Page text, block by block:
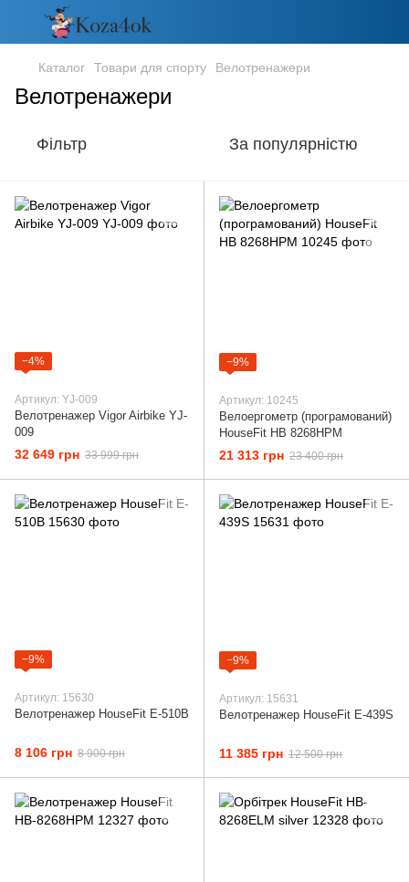
Каталог Товари для спорту Велотренажери
Велотренажери
Фільтр За популярністю
−4%
Артикул: YJ-009
Велотренажер Vigor Airbike YJ-
009
32 649 грн 33 999 грн
−9%
Артикул: 10245
Велоергометр (програмований)
HouseFit HB 8268HPM
21 313 грн 23 400 грн
−9%
Артикул: 15630
Велотренажер HouseFit E-510B
8 106 грн 8 900 грн
−9%
Артикул: 15631
Велотренажер HouseFit E-439S
11 385 грн 12 500 грн